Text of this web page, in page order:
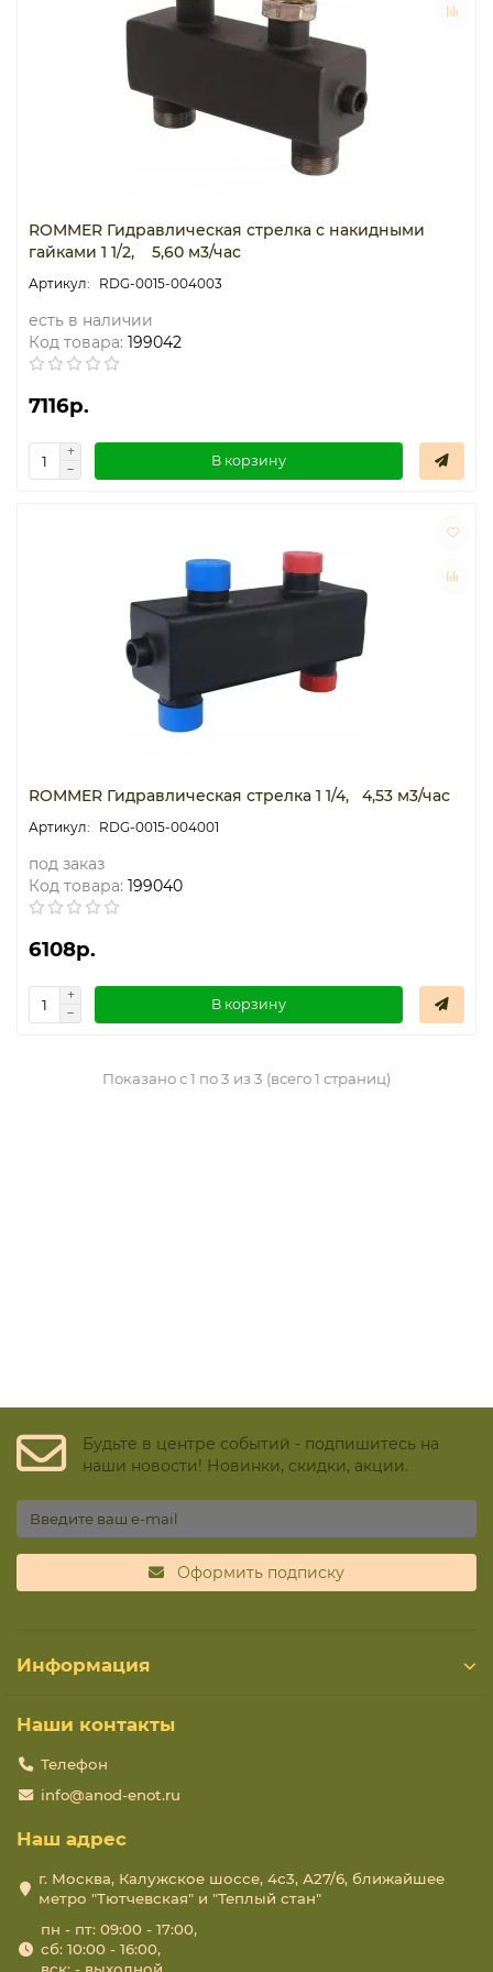
Термостаты капиллярные
Термостаты накладные
ROMMER Гидравлическая стрелка с накидными
гайками 1 1/2, 5,60 м3/час
RDG-0015-004003
есть в наличии
Код товара: 199042
7116р.
В корзину
ROMMER Гидравлическая стрелка 1 1/4, 4,53 м3/час
RDG-0015-004001
под заказ
Код товара: 199040
6108р.
В корзину
Показано с 1 по 3 из 3 (всего 1 страниц)
Будьте в центре событий - подпишитесь на
наши новости! Новинки, скидки, акции.
Оформить подписку
Информация
Наши контакты
Телефон
info@anod-enot.ru
Наш адрес
г. Москва, Калужское шоссе, 4с3, А27/6, ближайшее
метро "Тютчевская" и "Теплый стан"
пн - пт: 09:00 - 17:00,
сб: 10:00 - 16:00,